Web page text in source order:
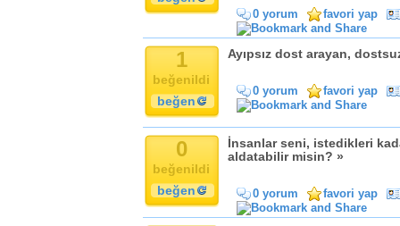
0 yorum favori yap
1
beğenildi
beğen
Ayıpsız dost arayan,
0 yorum favori yap
0
beğenildi
beğen
İnsanlar seni, istedikleri
aldatabilir misin? »
0 yorum favori yap